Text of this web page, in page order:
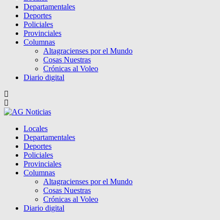
Departamentales
Deportes
Policiales
Provinciales
Columnas
Altagracienses por el Mundo
Cosas Nuestras
Crónicas al Voleo
Diario digital
Locales
Departamentales
Deportes
Policiales
Provinciales
Columnas
Altagracienses por el Mundo
Cosas Nuestras
Crónicas al Voleo
Diario digital